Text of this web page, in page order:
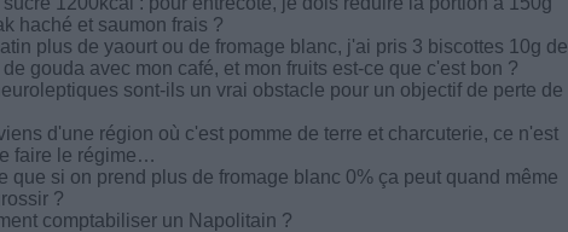
haché et saumon frais ?
plus de yaourt ou de fromage blanc, j'ai pris 3 biscottes 10g de
de gouda avec mon café, et mon fruits est-ce que c'est bon ?
sont-ils un vrai obstacle pour un objectif de perte de
d'une région où c'est pomme de terre et charcuterie, ce n'est
faire le régime…
que si on prend plus de fromage blanc 0% ça peut quand même
?
comptabiliser un Napolitain ?